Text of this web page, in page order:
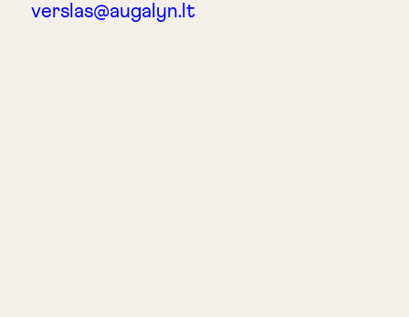
verslas@augalyn.lt